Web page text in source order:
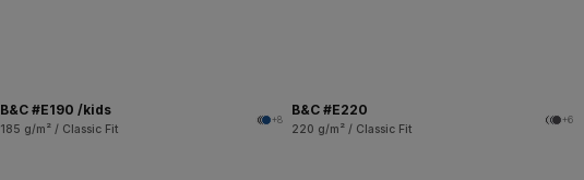
B&C #E190 /kids
185 g/m² / Classic Fit
+8
B&C #E220
220 g/m² / Classic Fit
+6